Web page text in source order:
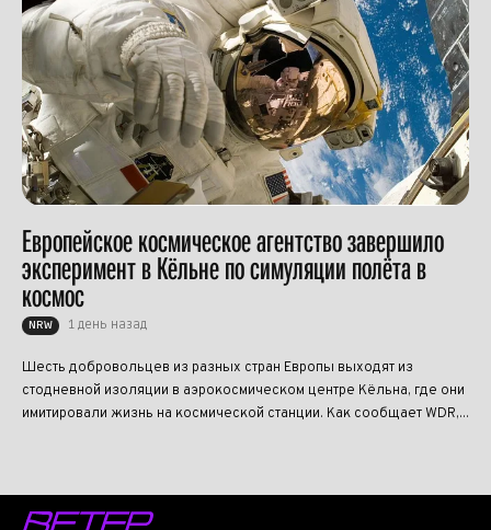
Европейское космическое агентство завершило
эксперимент в Кёльне по симуляции полёта в
космос
NRW 1 день назад
Шесть добровольцев из разных стран Европы выходят из
стодневной изоляции в аэрокосмическом центре Кёльна, где они
имитировали жизнь на космической станции. Как сообщает WDR,...